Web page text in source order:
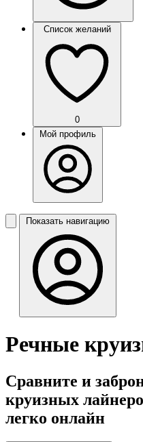
Список желаний
0
Мой профиль
Показать навигацию
Речные
Сравните и
круизных
легко онлайн